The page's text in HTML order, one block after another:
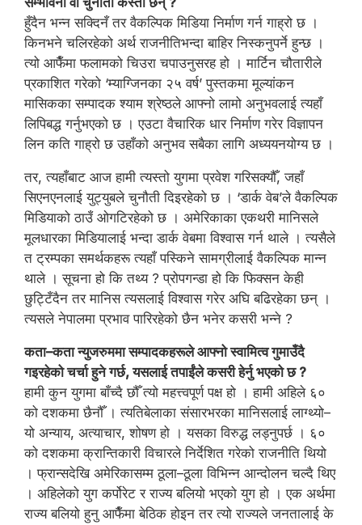
हुँदैन भन्न सक्दिनँ तर वैकल्पिक मिडिया निर्माण गर्न गाह्रो छ ।
किनभने चलिरहेको अर्थ राजनीतिभन्दा बाहिर निस्कनुपर्ने हुन्छ ।
त्यो आफैँमा फलामको चिउरा चपाउनुसरह हो । मार्टिन चौतारीले
प्रकाशित गरेको ‘म्याग्जिनका २५ वर्ष’ पुस्तकमा मूल्यांकन
मासिकका सम्पादक श्याम श्रेष्ठले आफ्नो लामो अनुभवलाई त्यहाँ
लिपिबद्ध गर्नुभएको छ । एउटा वैचारिक धार निर्माण गरेर विज्ञापन
लिन कति गाह्रो छ उहाँको अनुभव सबैका लागि अध्ययनयोग्य छ ।
तर, त्यहाँबाट आज हामी त्यस्तो युगमा प्रवेश गरिसक्यौँ, जहाँ
सिएनएनलाई युट्युबले चुनौती दिइरहेको छ । ‘डार्क वेब’ले वैकल्पिक
मिडियाको ठाउँ ओगटिरहेको छ । अमेरिकाका एकथरी मानिसले
मूलधारका मिडियालाई भन्दा डार्क वेबमा विश्वास गर्न थाले । त्यसैले
त ट्रम्पका समर्थकहरू त्यहाँ पस्किने सामग्रीलाई वैकल्पिक मान्न
थाले । सूचना हो कि तथ्य ? प्रोपगन्डा हो कि फिक्सन केही
छुट्टिँदैन तर मानिस त्यसलाई विश्वास गरेर अघि बढिरहेका छन् ।
त्यसले नेपालमा प्रभाव पारिरहेको छैन भनेर कसरी भन्ने ?
कता–कता न्युजरुममा सम्पादकहरूले आफ्नो स्वामित्व गुमाउँदै
गइरहेको चर्चा हुने गर्छ, यसलाई तपाईंले कसरी हेर्नु भएको छ ?
हामी कुन युगमा बाँच्दै छौँ त्यो महत्त्वपूर्ण पक्ष हो । हामी अहिले ६०
को दशकमा छैनौँ । त्यतिबेलाका संसारभरका मानिसलाई लाग्थ्यो–
यो अन्याय, अत्याचार, शोषण हो । यसका विरुद्ध लड्नुपर्छ । ६०
को दशकमा क्रान्तिकारी विचारले निर्देशित गरेको राजनीति थियो
। फ्रान्सदेखि अमेरिकासम्म ठूला–ठूला विभिन्न आन्दोलन चल्दै थिए
। अहिलेको युग कर्पोरेट र राज्य बलियो भएको युग हो । एक अर्थमा
राज्य बलियो हुनु आफैँमा बेठिक होइन तर त्यो राज्यले जनतालाई के